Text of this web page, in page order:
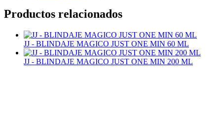
Productos relacionados
JJ - BLINDAJE MAGICO JUST ONE MIN 60 ML
JJ - BLINDAJE MAGICO JUST ONE MIN 200 ML